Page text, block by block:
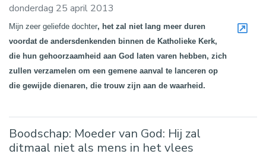
donderdag 25 april 2013
Mijn zeer geliefde dochter, het zal niet lang meer duren
voordat de andersdenkenden binnen de Katholieke Kerk,
die hun gehoorzaamheid aan God laten varen hebben, zich
zullen verzamelen om een gemene aanval te lanceren op
die gewijde dienaren, die trouw zijn aan de waarheid.
Boodschap: Moeder van God: Hij zal
ditmaal niet als mens in het vlees